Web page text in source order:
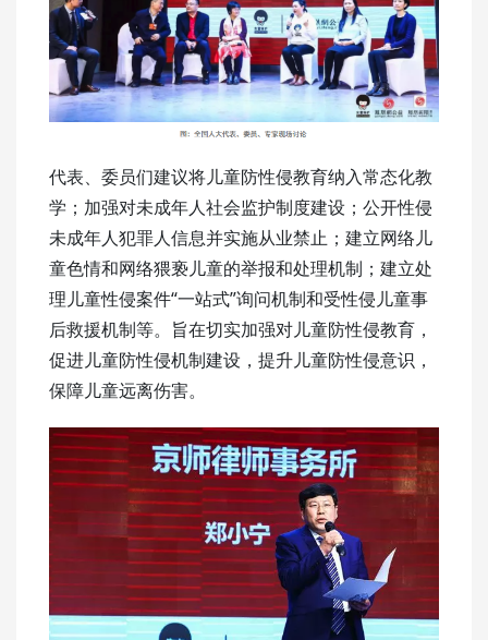
代表、委员们建议将儿童防性侵教育纳入常态化教
学；加强对未成年人社会监护制度建设；公开性侵
未成年人犯罪人信息并实施从业禁止；建立网络儿
童色情和网络猥亵儿童的举报和处理机制；建立处
理儿童性侵案件“一站式”询问机制和受性侵儿童事
后救援机制等。旨在切实加强对儿童防性侵教育，
促进儿童防性侵机制建设，提升儿童防性侵意识，
保障儿童远离伤害。